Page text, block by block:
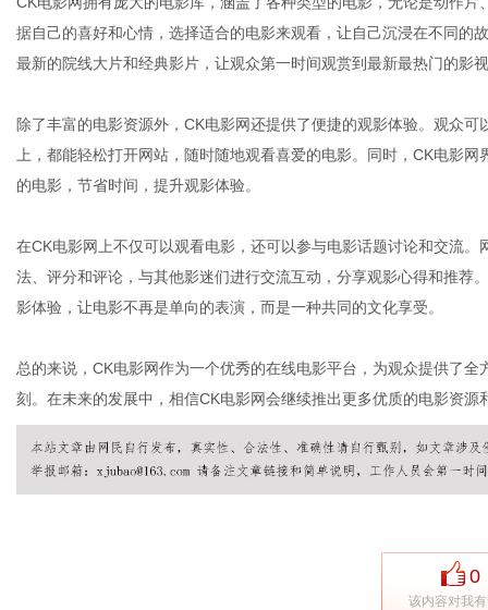
据自己的喜好和心情，选择适合的电影来观看，让自己沉浸在不同的
最新的院线大片和经典影片，让观众第一时间观赏到最新最热门的影
除了丰富的电影资源外，CK电影网还提供了便捷的观影体验。观众
上，都能轻松打开网站，随时随地观看喜爱的电影。同时，CK电影
的电影，节省时间，提升观影体验。
在CK电影网上不仅可以观看电影，还可以参与电影话题讨论和交流
法、评分和评论，与其他影迷们进行交流互动，分享观影心得和推荐
影体验，让电影不再是单向的表演，而是一种共同的文化享受。
总的来说，CK电影网作为一个优秀的在线电影平台，为观众提供了
刻。在未来的发展中，相信CK电影网会继续推出更多优质的电影资
0
该内容对我